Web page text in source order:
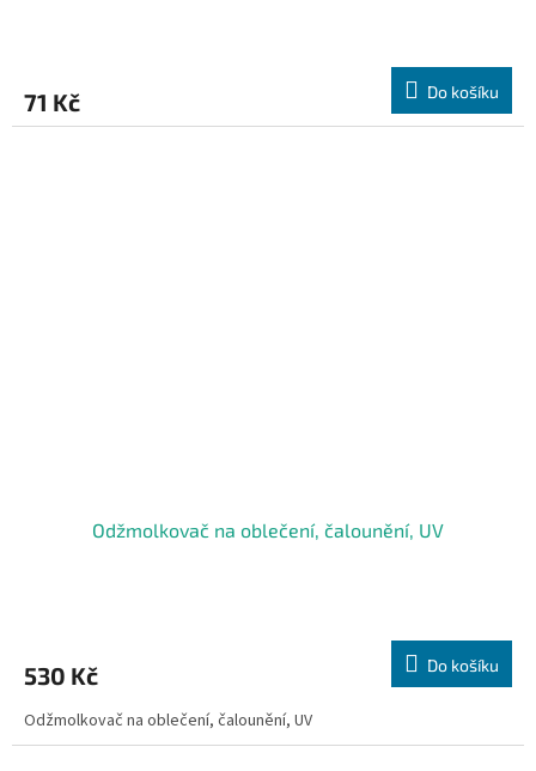
71 Kč Do košíku
Odžmolkovač na oblečení, čalounění, UV
530 Kč Do košíku
Odžmolkovač na oblečení, čalounění, UV